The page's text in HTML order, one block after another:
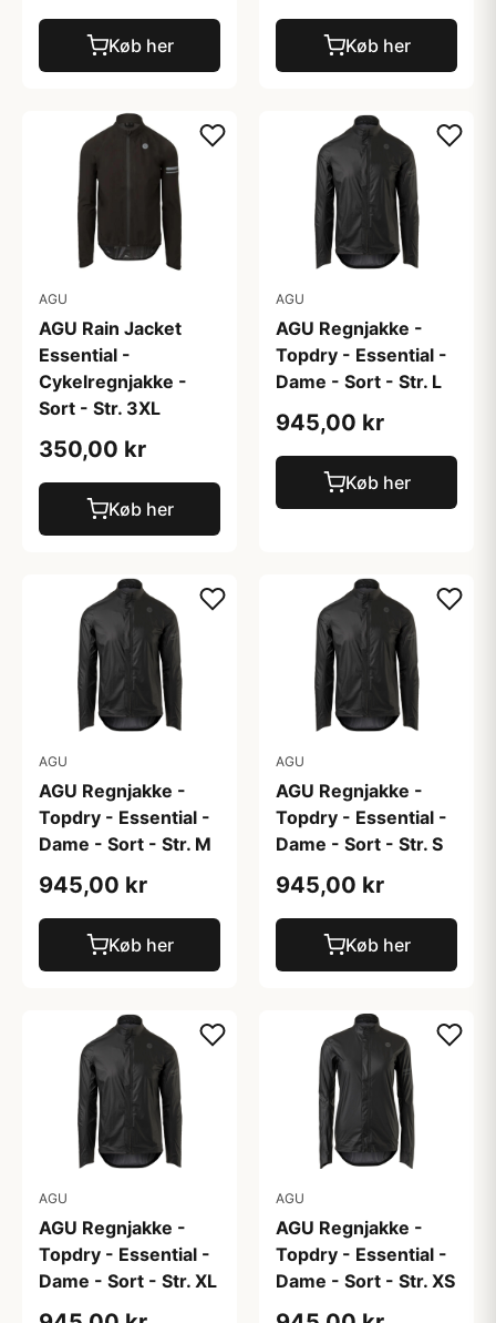
Køb her Køb her
AGU
AGU Rain Jacket
Essential -
Cykelregnjakke -
Sort - Str. 3XL
350,00 kr
Køb her
AGU
AGU Regnjakke -
Topdry - Essential -
Dame - Sort - Str. L
945,00 kr
Køb her
AGU
AGU Regnjakke -
Topdry - Essential -
Dame - Sort - Str. M
945,00 kr
Køb her
AGU
AGU Regnjakke -
Topdry - Essential -
Dame - Sort - Str. S
945,00 kr
Køb her
AGU
AGU Regnjakke -
Topdry - Essential -
Dame - Sort - Str. XL
AGU
AGU Regnjakke -
Topdry - Essential -
Dame - Sort - Str. XS